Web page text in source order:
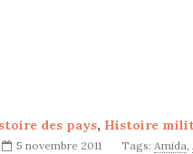
des pays, Histoire
5 novembre 2011 Tags: Amida,